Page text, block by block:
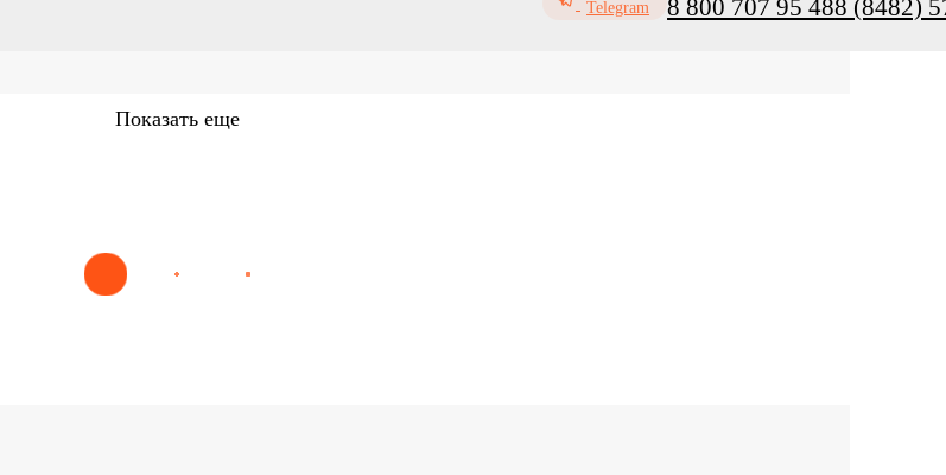
Telegram 8 800 707 95 488 (8482)
Показать еще
Эпидемиология Медицинская помощь